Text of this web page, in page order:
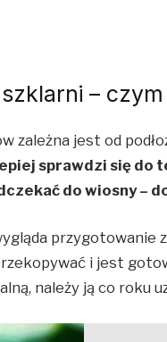
–
zależna jest od
sprawdzi się do
do wiosny –
przygotowanie
i jest
należy ją co roku